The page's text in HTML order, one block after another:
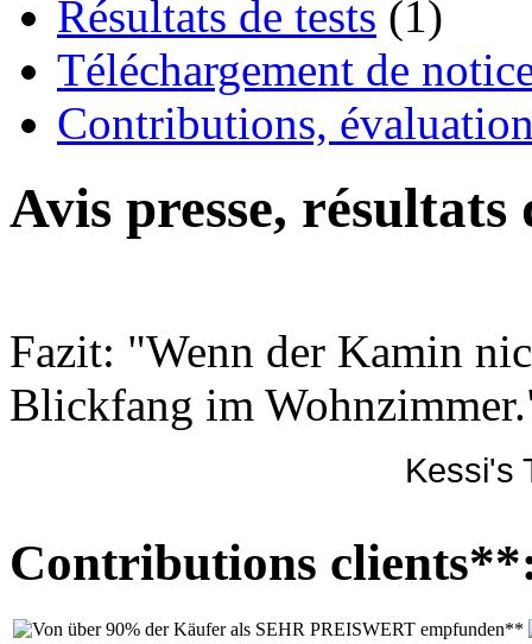
Résultats de tests (1)
Téléchargement de
Contributions,
Avis presse, résultats
Fazit: "Wenn der Kamin
Blickfang im
Kessi's
Contributions